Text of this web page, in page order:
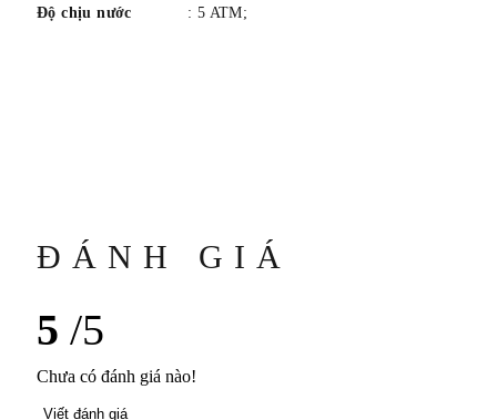
Độ chịu nước : 5 ATM;
ĐÁNH GIÁ
5 /5
Chưa có đánh giá nào!
Viết đánh giá